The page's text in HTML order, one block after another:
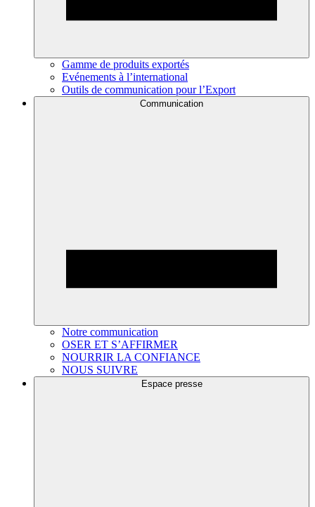
Gamme de produits exportés
Evénements à l’international
Outils de communication pour l’Export
Communication
Notre communication
OSER ET S’AFFIRMER
NOURRIR LA CONFIANCE
NOUS SUIVRE
Espace presse